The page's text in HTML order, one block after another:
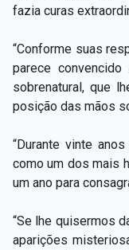
fazia curas
“Conforme suas
parece
sobrenatural, que
posição das mãos
“Durante vinte
como um dos mais
um ano para
“Se lhe quisermos
aparições